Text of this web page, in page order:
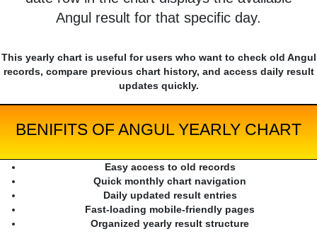
Angul result for that specific day.
This yearly chart is useful for users who want to check old Angul
records, compare previous chart history, and access daily result
updates quickly.
BENIFITS OF ANGUL YEARLY CHART
Easy access to old records
Quick monthly chart navigation
Daily updated result entries
Fast-loading mobile-friendly pages
Organized yearly result structure